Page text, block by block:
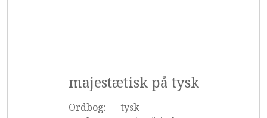
majestætisk på tysk
Ordbog:
tysk